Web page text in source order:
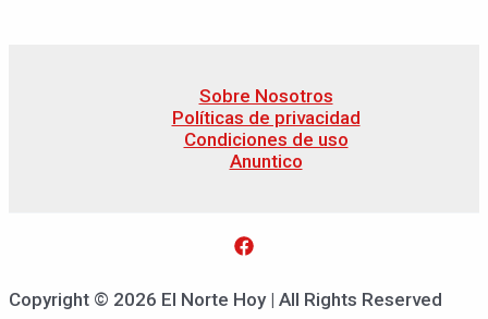
Sobre Nosotros
Políticas de privacidad
Condiciones de uso
Anuntico
Copyright © 2026 El Norte Hoy | All Rights Reserved